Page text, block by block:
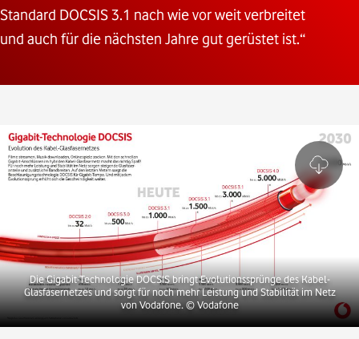
Standard DOCSIS 3.1 nach wie vor weit verbreitet
und auch für die nächsten Jahre gut gerüstet ist.“
Die Gigabit-Technologie DOCSIS bringt Evolutionssprünge des Kabel-
Glasfasernetzes und sorgt für noch mehr Leistung und Stabilität im Netz
von Vodafone. © Vodafone